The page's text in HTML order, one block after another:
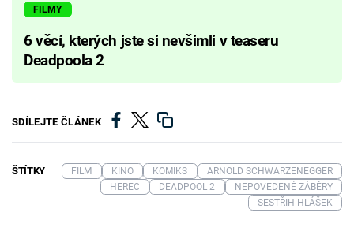
FILMY
6 věcí, kterých jste si nevšimli v teaseru
Deadpoola 2
SDÍLEJTE ČLÁNEK
ŠTÍTKY FILM KINO KOMIKS
ARNOLD SCHWARZENEGGER
HEREC
DEADPOOL 2
NEPOVEDENÉ ZÁBĚRY
SESTŘIH HLÁŠEK